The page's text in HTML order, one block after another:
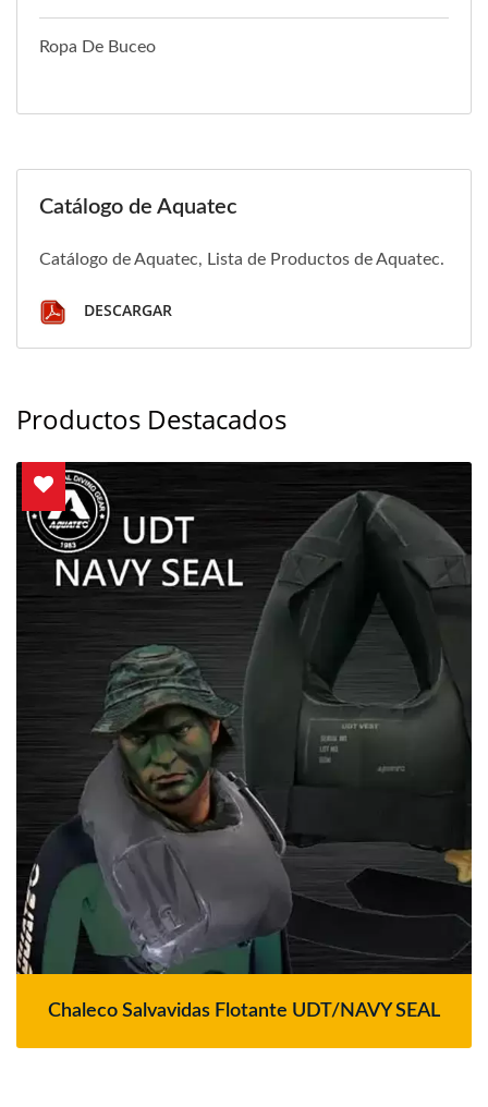
Ropa De Buceo
Catálogo de Aquatec
Catálogo de Aquatec, Lista de Productos de Aquatec.
DESCARGAR
Productos Destacados
Chaleco Salvavidas Flotante UDT/NAVY SEAL